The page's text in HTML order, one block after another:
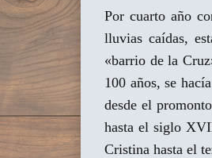
Por cuarto año
lluvias caídas,
«barrio de la
100 años, se
desde el
hasta el siglo
Cristina hasta el